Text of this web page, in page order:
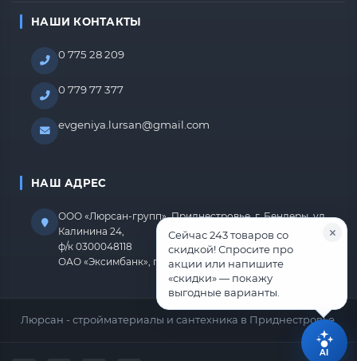
НАШИ КОНТАКТЫ
0 775 28 209
0 779 77 377
evgeniya.lursan@gmail.com
НАШ АДРЕС
ООО «Люрсан-групп», Приднестровье, г. Бендеры, ул.
Калинина 24,
ф/к 0300048118
ОАО «Эксимбанк», г.Бендеры, р/с 2212670000000818
Люрсан - стройматериалы и сантехника в Приднестровье.
Сейчас 243 товаров со
скидкой! Спросите про
акции или напишите
«скидки» — покажу
выгодные варианты.
AI